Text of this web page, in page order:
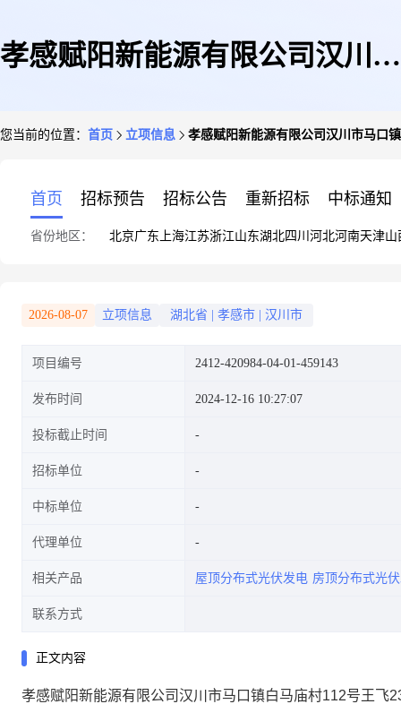
孝感赋阳新能源有限公司汉川市
项目
您当前的位置： 首页 立项信息 孝感赋阳新能源有限公司汉川市马口
首页 招标预告 招标公告 重新招标 中标通知
省份地区： 北京广东 上海江苏浙江山东湖北四川 河北河南天津山
2026-08-07 立项信息 湖北省 孝感市 汉川市
项目编号 2412-420984-04-01-459143
发布时间 2024-12-16 10:27:07
投标截止时间
招标单位
中标单位
代理单位
相关产品 屋顶分布式光伏发电 房顶分布式光
联系方式
正文内容
孝感赋阳新能源有限公司汉川市马口镇白马庙村112号王飞